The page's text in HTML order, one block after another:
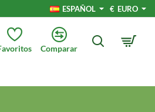
ESPAÑOL € EURO
Comparar